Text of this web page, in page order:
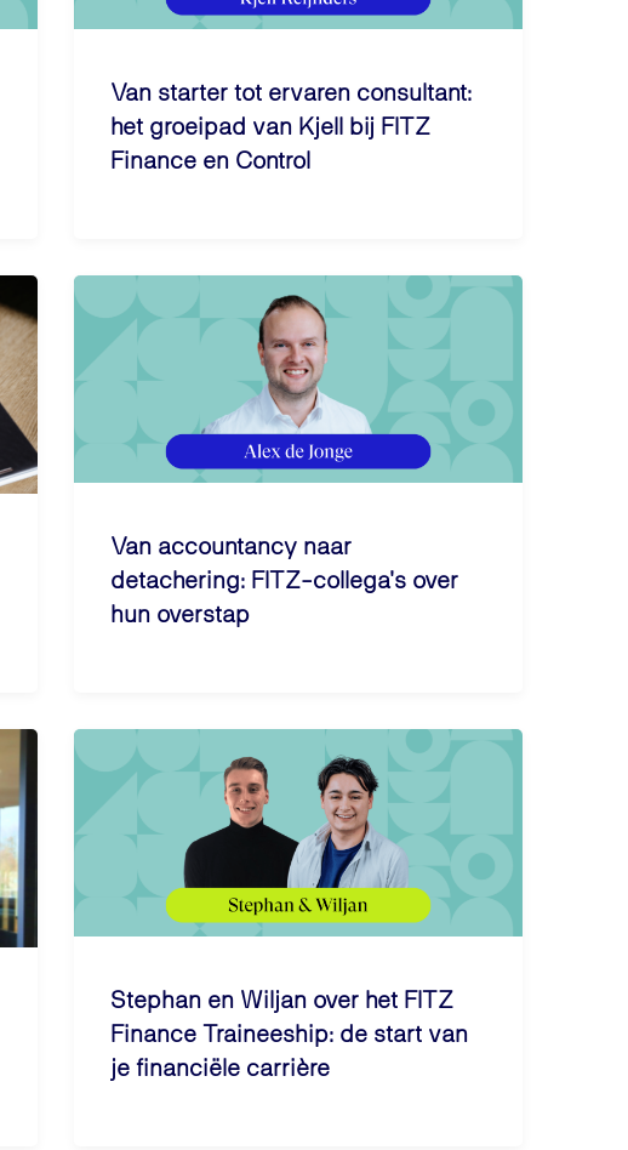
Van starter tot ervaren consultant:
het groeipad van Kjell bij FITZ
Finance en Control
Van accountancy naar
detachering: FITZ-collega's over
hun overstap
Stephan en Wiljan over het FITZ
Finance Traineeship: de start van
je financiële carrière